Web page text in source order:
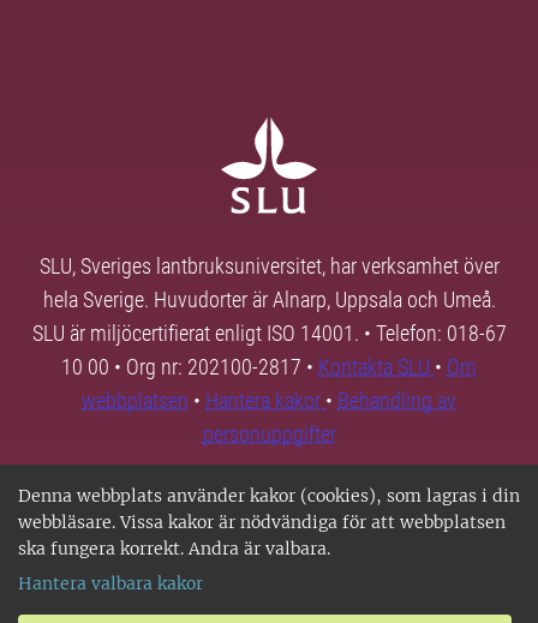
Denna webbplats använder kakor (cookies), som lagras i din
webbläsare. Vissa kakor är nödvändiga för att webbplatsen
ska fungera korrekt. Andra är valbara.
Hantera valbara kakor
SLU, Sveriges lantbruksuniversitet, har verksamhet över
hela Sverige. Huvudorter är Alnarp, Uppsala och Umeå.
SLU är miljöcertifierat enligt ISO 14001. • Telefon: 018-67
10 00 • Org nr: 202100-2817 • Kontakta SLU • Om
webbplatsen • Hantera kakor • Behandling av
personuppgifter